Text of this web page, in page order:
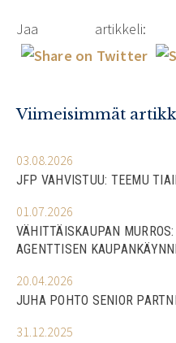
Jaa
Viimeisimmät
03.08.2026
JFP VAHVISTUU: TEEMU
01.07.2026
VÄHITTÄISKAUPAN
AGENTTISEN
20.04.2026
JUHA POHTO SENIOR
31.12.2025